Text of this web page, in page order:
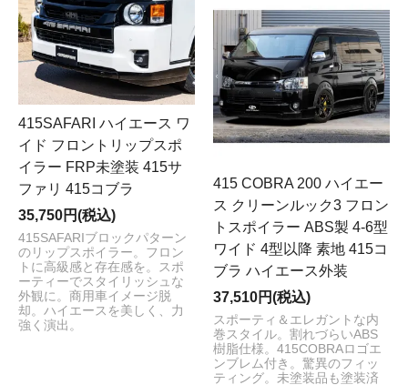
415SAFARI ハイエース ワ
イド フロントリップスポ
イラー FRP未塗装 415サ
ファリ 415コブラ
35,750円(税込)
415SAFARIブロックパターン
のリップスポイラー。フロン
トに高級感と存在感を。スポ
ーティーでスタイリッシュな
外観に。商用車イメージ脱
却。ハイエースを美しく、力
強く演出。
415 COBRA 200 ハイエー
ス クリーンルック3 フロン
トスポイラー ABS製 4-6型
ワイド 4型以降 素地 415コ
ブラ ハイエース外装
37,510円(税込)
スポーティ＆エレガントな内
巻スタイル。割れづらいABS
樹脂仕様。415COBRAロゴエ
ンブレム付き。驚異のフィッ
ティング。未塗装品も塗装済